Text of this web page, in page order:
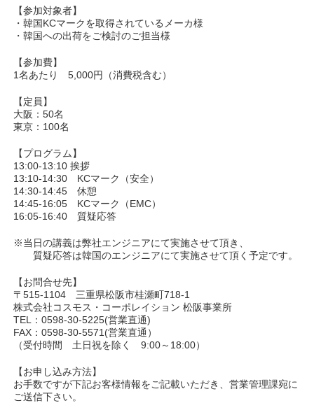
【参加対象者】
・韓国KCマークを取得されているメーカ様
・韓国への出荷をご検討のご担当様
【参加費】
1名あたり 5,000円（消費税含む）
【定員】
大阪：50名
東京：100名
【プログラム】
13:00-13:10 挨拶
13:10-14:30 KCマーク（安全）
14:30-14:45 休憩
14:45-16:05 KCマーク（EMC）
16:05-16:40 質疑応答
※当日の講義は弊社エンジニアにて実施させて頂き、
質疑応答は韓国のエンジニアにて実施させて頂く予定です。
【お問合せ先】
〒515-1104 三重県松阪市桂瀬町718-1
株式会社コスモス・コーポレイション 松阪事業所
TEL：0598-30-5225(営業直通)
FAX：0598-30-5571(営業直通）
（受付時間 土日祝を除く 9:00～18:00）
【お申し込み方法】
お手数ですが下記お客様情報をご記載いただき、営業管理課宛に
ご送信下さい。